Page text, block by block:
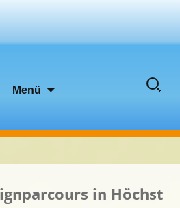
Menü
Suchen
in Höchst